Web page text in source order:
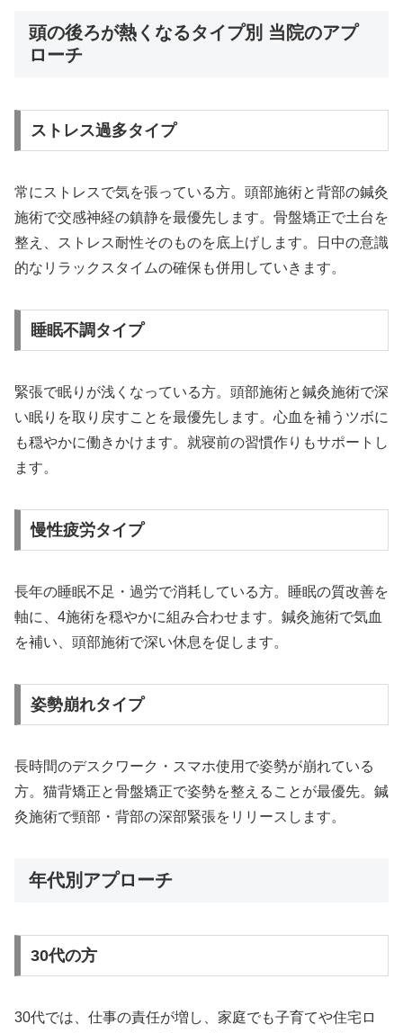
頭の後ろが熱くなるタイプ別 当院のアプ
ローチ
ストレス過多タイプ
常にストレスで気を張っている方。頭部施術と背部の鍼灸
施術で交感神経の鎮静を最優先します。骨盤矯正で土台を
整え、ストレス耐性そのものを底上げします。日中の意識
的なリラックスタイムの確保も併用していきます。
睡眠不調タイプ
緊張で眠りが浅くなっている方。頭部施術と鍼灸施術で深
い眠りを取り戻すことを最優先します。心血を補うツボに
も穏やかに働きかけます。就寝前の習慣作りもサポートし
ます。
慢性疲労タイプ
長年の睡眠不足・過労で消耗している方。睡眠の質改善を
軸に、4施術を穏やかに組み合わせます。鍼灸施術で気血
を補い、頭部施術で深い休息を促します。
姿勢崩れタイプ
長時間のデスクワーク・スマホ使用で姿勢が崩れている
方。猫背矯正と骨盤矯正で姿勢を整えることが最優先。鍼
灸施術で頸部・背部の深部緊張をリリースします。
年代別アプローチ
30代の方
30代では、仕事の責任が増し、家庭でも子育てや住宅ロ